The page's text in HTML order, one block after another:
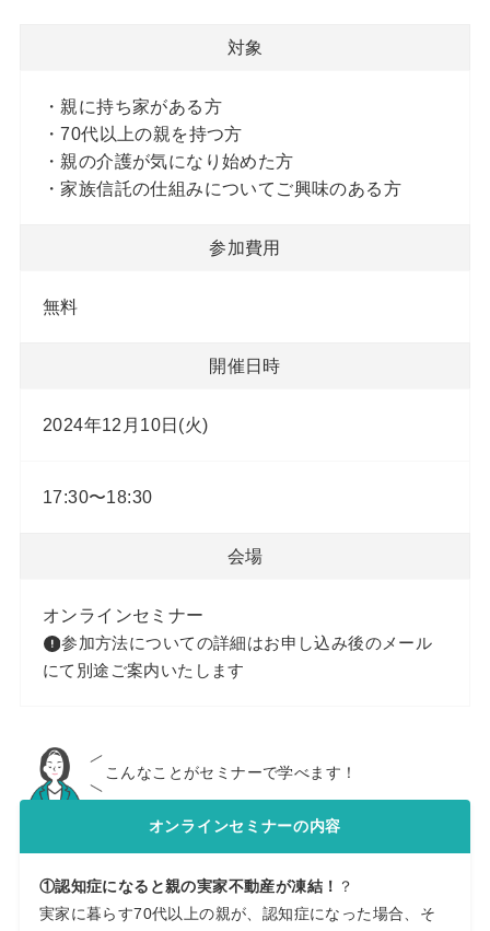
対象
・親に持ち家がある方
・70代以上の親を持つ方
・親の介護が気になり始めた方
・家族信託の仕組みについてご興味のある方
参加費用
無料
開催日時
2024年12月10日(火)
17:30〜18:30
会場
オンラインセミナー
参加方法についての詳細はお申し込み後のメール
にて別途ご案内いたします
こんなことがセミナーで学べます！
オンラインセミナーの内容
①認知症になると親の実家不動産が凍結！ ？
実家に暮らす70代以上の親が、認知症になった場合、そ